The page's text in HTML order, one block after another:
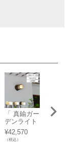
「 真鍮ガー
デンライト
BH1000 LE
D くもりガ
ラス 人感セ
¥42,570
（税込）
「真